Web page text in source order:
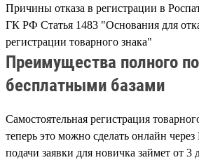
Причины отказа в регистрации в
ГК РФ Статья 1483 "Основания для
регистрации товарного знака"
Преимущества полного
бесплатными базами
Самостоятельная регистрация
теперь это можно сделать онлайн
подачи заявки для новичка займет от 3